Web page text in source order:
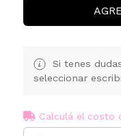
Si tenes
seleccionar
Calculá el costo